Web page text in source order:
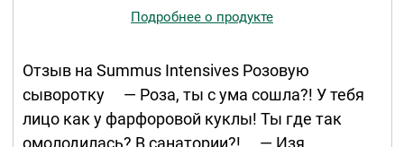
Подробнее о продукте
Отзыв на Summus Intensives Розовую
сыворотку ⠀ — Роза, ты с ума сошла?! У тебя
лицо как у фарфоровой куклы! Ты где так
омолодилась? В санатории?! ⠀ — Изя,